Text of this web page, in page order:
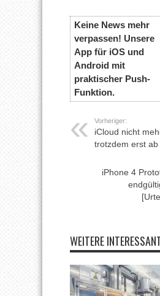
Keine News mehr
verpassen! Unsere
App für iOS und
Android mit
praktischer Push-
Funktion.
Vorheriger:
iCloud nicht
trotzdem erst ab
iPhone 4
WEITERE